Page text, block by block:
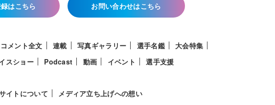
はこちら お問い合わせはこちら
コメント全文 連載 写真ギャラリー 選手名鑑
大会特集
スショー Podcast 動画 イベント 選手支援
イトについて メディア立ち上げへの想い